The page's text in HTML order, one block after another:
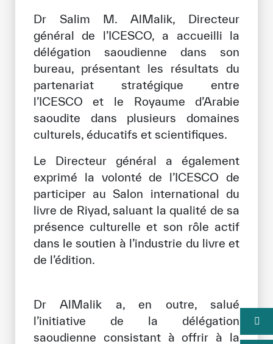
©Copyright ICESCO. Tous droits réservés.
Conditions d’utilisation
Politique de confidentialité
Politique et procédure concernant l’IA
PPSSI
Droit d’auteur
Clause de non-responsabilité
Dr Salim M. AlMalik, Directeur
général de l’ICESCO, a accueilli la
délégation saoudienne dans son
bureau, présentant les résultats du
partenariat stratégique entre
l’ICESCO et le Royaume d’Arabie
saoudite dans plusieurs domaines
culturels, éducatifs et scientifiques.
Le Directeur général a également
exprimé la volonté de l’ICESCO de
participer au Salon international du
livre de Riyad, saluant la qualité de sa
présence culturelle et son rôle actif
dans le soutien à l’industrie du livre et
de l’édition.
Dr AlMalik a, en outre, salué
l’initiative de la délégation
saoudienne consistant à offrir à la